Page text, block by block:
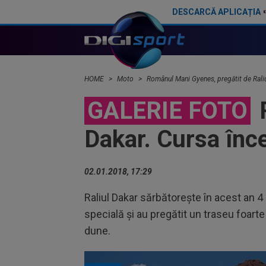
DESCARCĂ APLICAȚIA
HOME Moto Românul Mani Gyenes, pregătit de
GALERIE FOTO
Dakar. Cursa
02.01.2018, 17:29
Raliul Dakar sărbătoreşte în acest an
specială şi au pregătit un traseu
dune.